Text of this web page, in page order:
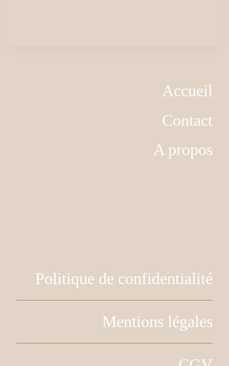
Accueil
Contact
A propos
Politique de confidentialité
Mentions légales